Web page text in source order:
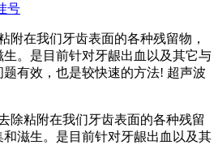
号
附在我们牙齿表面的各种残留物，
。是目前针对牙龈出血以及其它与
有效，也是较快速的方法! 超声波
粘附在我们牙齿表面的各种残留
滋生。是目前针对牙龈出血以及其